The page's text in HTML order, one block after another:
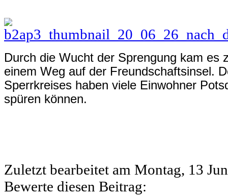
Durch die Wucht der Sprengung kam es
einem Weg auf der Freundschaftsinsel.
Sperrkreises haben viele Einwohner
spüren können.
Zuletzt bearbeitet am Montag, 13
Bewerte diesen Beitrag: